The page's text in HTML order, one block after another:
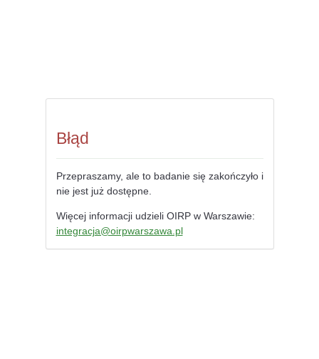
Błąd
Przepraszamy, ale to badanie się zakończyło i
nie jest już dostępne.
Więcej informacji udzieli OIRP w Warszawie:
integracja@oirpwarszawa.pl